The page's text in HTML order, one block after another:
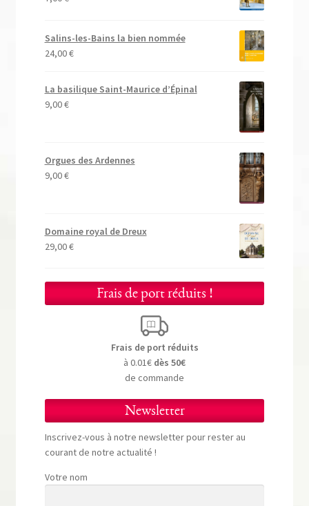
Salins-les-Bains la bien nommée
24,00€
La basilique Saint-Maurice d’Épinal
9,00€
Orgues des Ardennes
9,00€
Domaine royal de Dreux
29,00€
Frais de port réduits !
Frais de port réduits
à 0.01€ dès 50€
de commande
Newsletter
Inscrivez-vous à notre newsletter pour rester au
courant de notre actualité !
Votre nom